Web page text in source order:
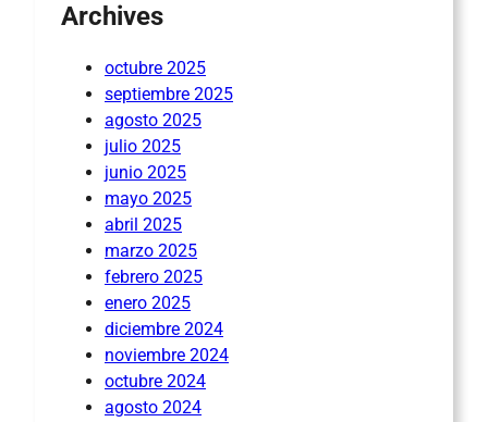
Archives
octubre 2025
septiembre 2025
agosto 2025
julio 2025
junio 2025
mayo 2025
abril 2025
marzo 2025
febrero 2025
enero 2025
diciembre 2024
noviembre 2024
octubre 2024
agosto 2024